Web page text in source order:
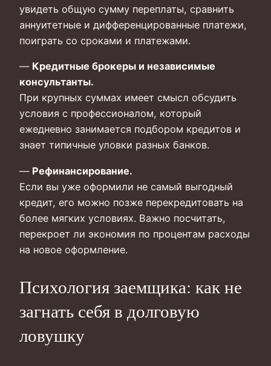
увидеть общую сумму переплаты, сравнить
аннуитетные и дифференцированные платежи,
поиграть со сроками и платежами.
— Кредитные брокеры и независимые
консультанты.
При крупных суммах имеет смысл обсудить
условия с профессионалом, который
ежедневно занимается подбором кредитов и
знает типичные уловки разных банков.
— Рефинансирование.
Если вы уже оформили не самый выгодный
кредит, его можно позже перекредитовать на
более мягких условиях. Важно посчитать,
перекроет ли экономия по процентам расходы
на новое оформление.
Психология заемщика: как не
загнать себя в долговую
ловушку